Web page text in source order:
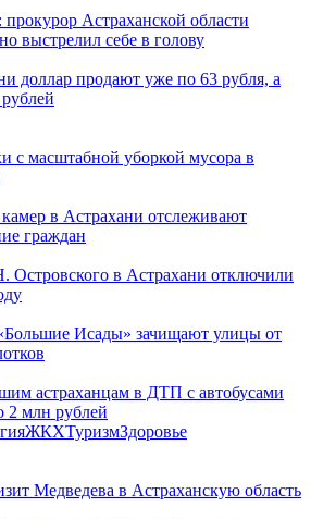
прокурор Астраханской области
выстрелил себе в голову
доллар продают уже по 63 рубля, а
с масштабной уборкой мусора в
в Астрахани отслеживают
граждан
Островского в Астрахани отключили
Исады» зачищают улицы от
астраханцам в ДТП с автобусами
2 млн рублей
ЖКХТуризмЗдоровье
Медведева в Астраханскую область